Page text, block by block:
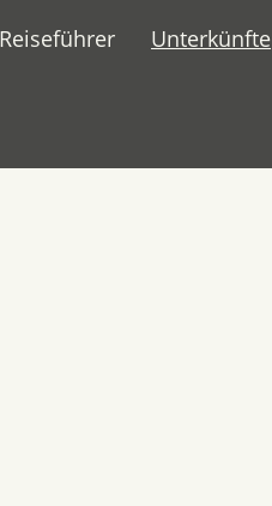
Reiseführer Unterkünfte